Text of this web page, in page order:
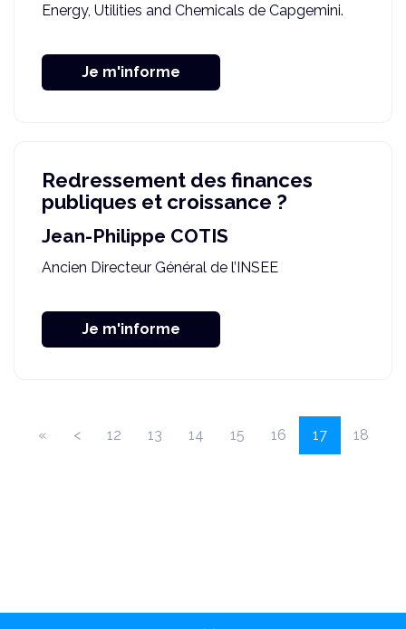
Energy, Utilities and Chemicals de Capgemini.
Je m'informe
Redressement des finances
publiques et croissance ?
Jean-Philippe COTIS
Ancien Directeur Général de l’INSEE
Je m'informe
« < 12 13 14 15 16 17(current)
18